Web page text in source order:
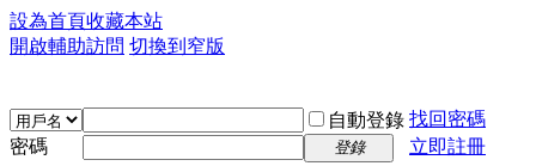
設為首頁收藏本站
開啟輔助訪問 切換到窄版
自動登錄 找回密碼
密碼
登錄 立即註冊